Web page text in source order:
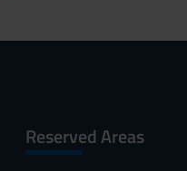
Reserved Areas